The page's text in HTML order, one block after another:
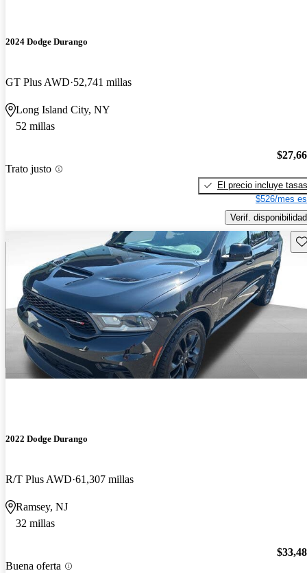
2024 Dodge Durango
GT Plus AWD 52,741 millas
Long Island City, NY
52 millas
Trato justo
El precio incluye tasas
$526/mes
Verif. disponibilidad
2022 Dodge Durango
R/T Plus AWD 61,307 millas
Ramsey, NJ
32 millas
Buena oferta